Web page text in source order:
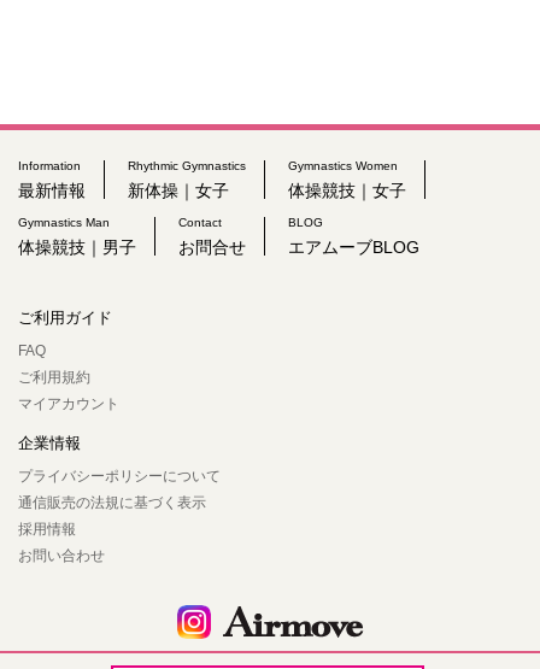
Information
最新情報
Rhythmic Gymnastics
新体操｜女子
Gymnastics Women
体操競技｜女子
Gymnastics Man
体操競技｜男子
Contact
お問合せ
BLOG
エアムーブBLOG
ご利用ガイド
FAQ
ご利用規約
マイアカウント
企業情報
プライバシーポリシーについて
通信販売の法規に基づく表示
採用情報
お問い合わせ